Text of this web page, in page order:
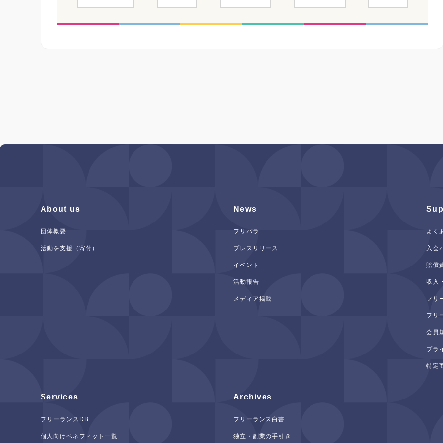
About us
団体概要
活動を支援（寄付）
News
フリパラ
プレスリリース
イベント
活動報告
メディア掲載
よく
入会
賠償
収入
フリ
フリ
会員
プラ
特定
Services
フリーランスDB
個人向けベネフィット一覧
Archives
フリーランス白書
独立・副業の手引き